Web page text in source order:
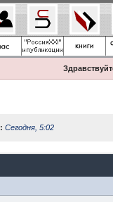
Сегодня, 5:02